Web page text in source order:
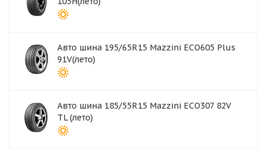
Авто шина 195/65R15 Mazzini ECO605 Plus
91V(лето)
Авто шина 185/55R15 Mazzini ECO307 82V
TL (лето)